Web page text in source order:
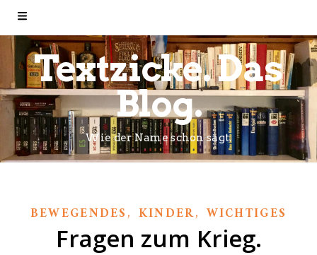
Textzicke. Das
Blog.
Wie der Name schon sagt.
BEWEGENDES, KINDER, WICHTIGES
Fragen zum Krieg.